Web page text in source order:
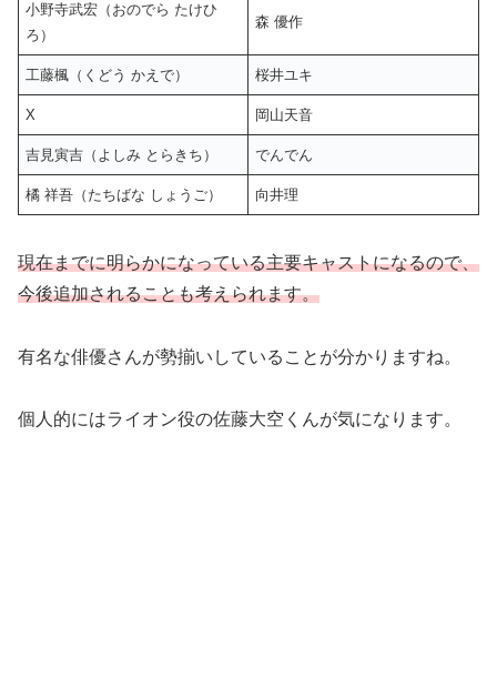
小野寺武宏（おのでら たけひ
ろ）
森 優作
工藤楓（くどう かえで） 桜井ユキ
X 岡山天音
吉見寅吉（よしみ とらきち） でんでん
橘 祥吾（たちばな しょうご） 向井理
現在までに明らかになっている主要キャストになるので、
今後追加されることも考えられます。
有名な俳優さんが勢揃いしていることが分かりますね。
個人的にはライオン役の佐藤大空くんが気になります。